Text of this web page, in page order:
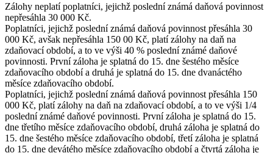
Zálohy neplatí poplatníci, jejichž poslední známá daňová povinnost
nepřesáhla 30 000 Kč.
Poplatníci, jejichž poslední známá daňová povinnost přesáhla 30
000 Kč, avšak nepřesáhla 150 00 Kč, platí zálohy na daň na
zdaňovací období, a to ve výši 40 % poslední známé daňové
povinnosti. První záloha je splatná do 15. dne šestého měsíce
zdaňovacího období a druhá je splatná do 15. dne dvanáctého
měsíce zdaňovacího období.
Poplatníci, jejichž poslední známá daňová povinnost přesáhla 150
000 Kč, platí zálohy na daň na zdaňovací období, a to ve výši 1/4
poslední známé daňové povinnosti. První záloha je splatná do 15.
dne třetího měsíce zdaňovacího období, druhá záloha je splatná do
15. dne šestého měsíce zdaňovacího období, třetí záloha je splatná
do 15. dne devátého měsíce zdaňovacího období a čtvrtá záloha je